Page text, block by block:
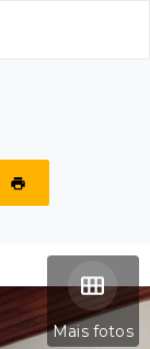
Mais fotos